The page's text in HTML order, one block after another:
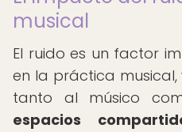
musical
El ruido es un factor
en la práctica
tanto al músico
espacios